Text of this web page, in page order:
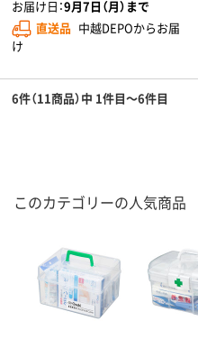
お届け日：9月7日（月）まで
直送品 中越DEPOからお届
け
6件（11商品）中 1件目～6件目
このカテゴリーの人気商品